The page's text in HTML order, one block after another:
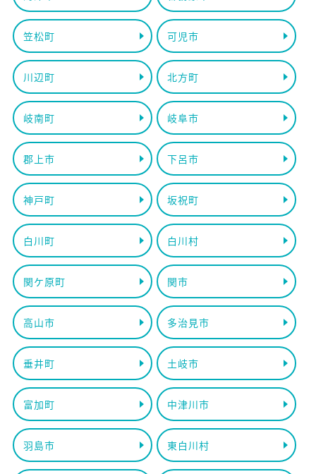
笠松町 可児市
川辺町 北方町
岐南町 岐阜市
郡上市 下呂市
神戸町 坂祝町
白川町 白川村
関ケ原町 関市
高山市 多治見市
垂井町 土岐市
富加町 中津川市
羽島市 東白川村